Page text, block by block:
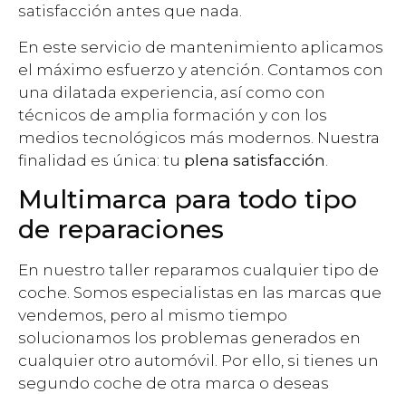
satisfacción antes que nada.
En este servicio de mantenimiento aplicamos
el máximo esfuerzo y atención. Contamos con
una dilatada experiencia, así como con
técnicos de amplia formación y con los
medios tecnológicos más modernos. Nuestra
finalidad es única: tu plena satisfacción
Multimarca para todo tipo
de reparaciones
En nuestro taller reparamos cualquier tipo de
coche. Somos especialistas en las marcas que
vendemos, pero al mismo tiempo
solucionamos los problemas generados en
cualquier otro automóvil. Por ello, si tienes un
segundo coche de otra marca o deseas